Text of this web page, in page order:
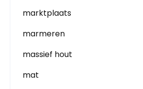
marktplaats
marmeren
massief hout
mat